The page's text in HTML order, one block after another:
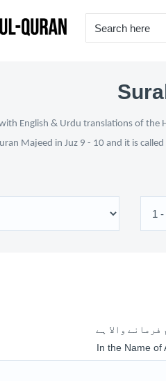
English & Urdu translations of
Majeed in Juz 9 - 10 and it is
والا ہے
In the Name of